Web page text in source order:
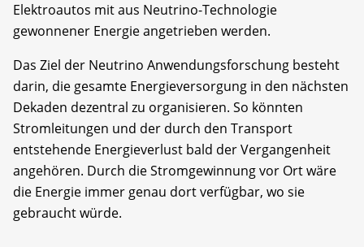
Elektroautos mit aus Neutrino-Technologie
gewonnener Energie angetrieben werden.
Das Ziel der Neutrino Anwendungsforschung besteht
darin, die gesamte Energieversorgung in den nächsten
Dekaden dezentral zu organisieren. So könnten
Stromleitungen und der durch den Transport
entstehende Energieverlust bald der Vergangenheit
angehören. Durch die Stromgewinnung vor Ort wäre
die Energie immer genau dort verfügbar, wo sie
gebraucht würde.